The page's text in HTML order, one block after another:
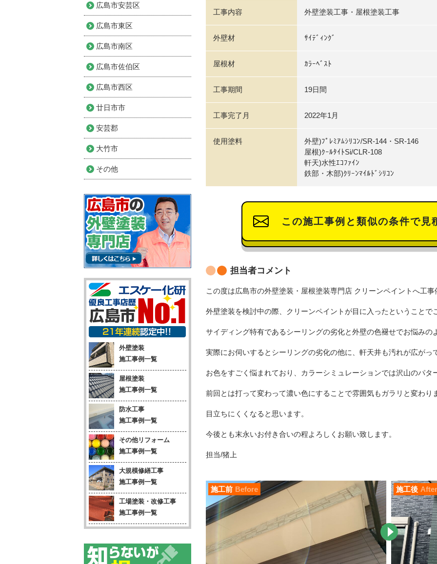
工事内容 外壁塗装工事・屋根塗装工事
外壁材 ｻｲﾃﾞｨﾝｸﾞ
屋根材 ｶﾗｰﾍﾞｽﾄ
工事期間 19日間
工事完了月 2022年1月
使用塗料
外壁)ﾌﾟﾚﾐｱﾑｼﾘｺﾝ/SR-144・SR-146
屋根)ｸｰﾙﾀｲﾄSi/CLR-108
軒天)水性ｴｺﾌｧｲﾝ
鉄部・木部)ｸﾘｰﾝﾏｲﾙﾄﾞｼﾘｺﾝ
この施工事例と類似の条件で見
担当者コメント
この度は広島市の外壁塗装・屋根塗装専門店 クリーンペイントへ工
外壁塗装を検討中の際、クリーンペイントが目に入ったということで
サイディング特有であるシーリングの劣化と外壁の色褪せでお悩みの
実際にお伺いするとシーリングの劣化の他に、軒天井も汚れが広がっ
お色をすごく悩まれており、カラーシミュレーションでは沢山のパタ
前回とは打って変わって濃い色にすることで雰囲気もガラリと変わり
目立ちにくくなると思います。
今後とも末永いお付き合いの程よろしくお願い致します。
担当/猪上
施工前 Before 施工後 After
広島市安芸区
広島市東区
広島市南区
広島市佐伯区
広島市西区
廿日市市
安芸郡
大竹市
その他
外壁塗装
施工事例一覧
屋根塗装
施工事例一覧
防水工事
施工事例一覧
その他リフォーム
施工事例一覧
大規模修繕工事
施工事例一覧
工場塗装・改修工事
施工事例一覧